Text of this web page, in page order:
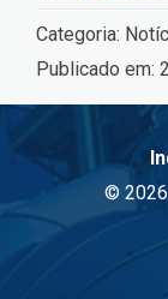
Categoria:
Publicado em:
©